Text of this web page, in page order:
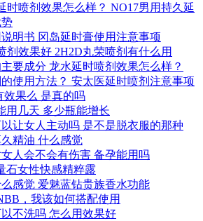
时喷剂效果怎么样？ NO17男用持久延
明书 冈岛延时膏使用注意事项
剂效果好 2H2D丸荣喷剂有什么用
要成分 龙水延时喷剂效果怎么样？
使用方法？ 安太医延时喷剂注意事项
果么 是真的吗
用几天 多少瓶能增长
让女人主动吗 是不是脱衣服的那种
精油 什么感觉
人会不会有伤害 备孕能用吗
石女性快感精粹露
感觉 爱魅蓝钻贵族香水功能
，我该如何搭配使用
不洗吗 怎么用效果好